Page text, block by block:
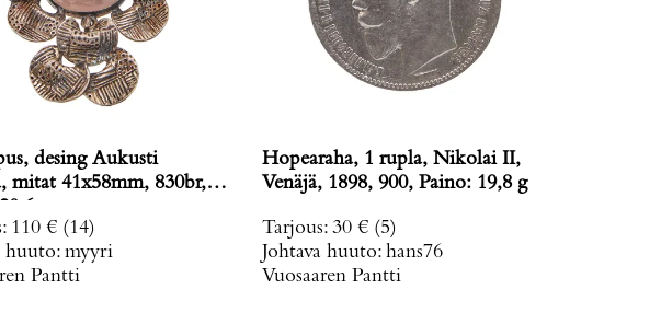
desing Aukusti
mitat 41x58mm, 830br,
: 110 € (14)
huuto: myyri
Pantti
Hopearaha, 1 rupla, Nikolai II,
Venäjä, 1898, 900, Paino: 19,8 g
Tarjous: 30 € (5)
Johtava huuto: hans76
Vuosaaren Pantti